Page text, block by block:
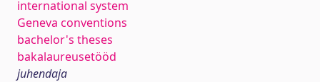
international system
Geneva conventions
bachelor's theses
bakalaureusetööd
juhendaja